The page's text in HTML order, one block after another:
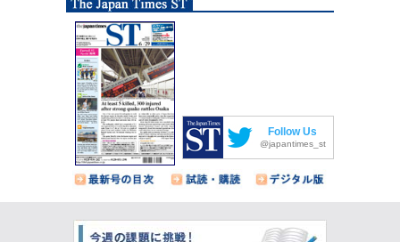
Follow Us
@japantimes_st